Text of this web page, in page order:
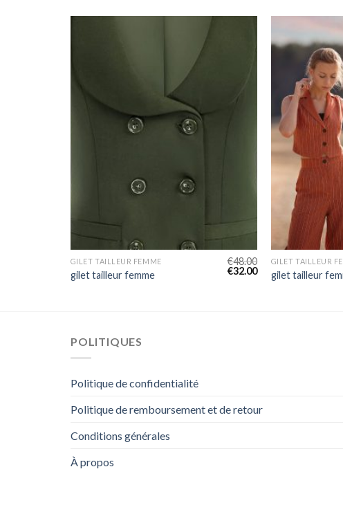
GILET TAILLEUR FEMME
gilet tailleur femme
€48.00
€32.00
GILET TAILLEUR
gilet tailleur
POLITIQUES
Politique de confidentialité
Politique de remboursement et de retour
Conditions générales
À propos